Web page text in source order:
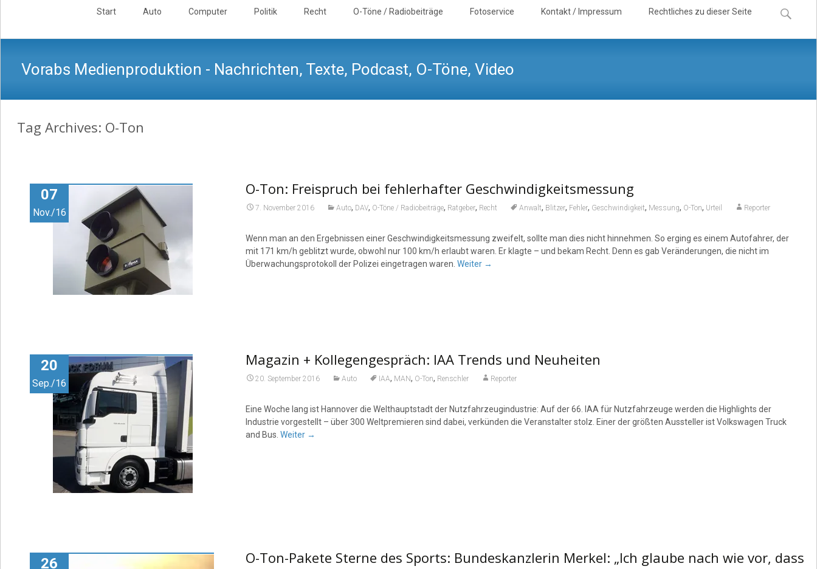
Start Auto Computer Politik Recht O-Töne / Radiobeiträge Fotoservice Kontakt / Impressum Rechtliches zu dieser Seite
Suchen
nach:
Vorabs Medienproduktion - Nachrichten, Texte, Podcast, O-Töne, Video
Tag Archives: O-Ton
07
Nov./16
O-Ton: Freispruch bei fehlerhafter Geschwindigkeitsmessung
7. November 2016 Auto, DAV, O-Töne / Radiobeiträge, Ratgeber, Recht Anwalt, Blitzer, Fehler, Geschwindigkeit, Messung, O-Ton, Urteil Reporter
Wenn man an den Ergebnissen einer Geschwindigkeitsmessung zweifelt, sollte man dies nicht hinnehmen. So erging es einem Autofahrer, der
mit 171 km/h geblitzt wurde, obwohl nur 100 km/h erlaubt waren. Er klagte – und bekam Recht. Denn es gab Veränderungen, die nicht im
Überwachungsprotokoll der Polizei eingetragen waren. Weiter →
20
Sep./16
Magazin + Kollegengespräch: IAA Trends und Neuheiten
20. September 2016 Auto IAA, MAN, O-Ton, Renschler Reporter
Eine Woche lang ist Hannover die Welthauptstadt der Nutzfahrzeugindustrie: Auf der 66. IAA für Nutzfahrzeuge werden die Highlights der
Industrie vorgestellt – über 300 Weltpremieren sind dabei, verkünden die Veranstalter stolz. Einer der größten Aussteller ist Volkswagen Truck
and Bus. Weiter →
26
O-Ton-Pakete Sterne des Sports: Bundeskanzlerin Merkel: „Ich glaube nach wie vor, dass